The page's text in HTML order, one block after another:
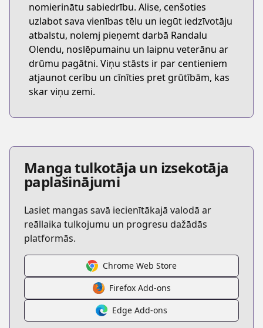
nomierinātu sabiedrību. Alise, cenšoties
uzlabot sava vienības tēlu un iegūt iedzīvotāju
atbalstu, nolemj pieņemt darbā Randalu
Olendu, noslēpumainu un laipnu veterānu ar
drūmu pagātni. Viņu stāsts ir par centieniem
atjaunot cerību un cīnīties pret grūtībām, kas
skar viņu zemi.
Manga tulkotāja un izsekotāja
paplašinājumi
Lasiet mangas savā iecienītākajā valodā ar
reāllaika tulkojumu un progresu dažādās
platformās.
Chrome Web Store
Firefox Add-ons
Edge Add-ons